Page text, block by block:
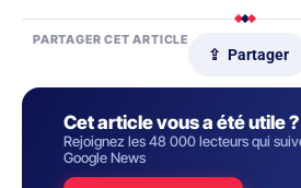
PARTAGER CET ARTICLE
⇪ Partager
Cet article vous a été utile ?
Rejoignez les 48 000 lecteurs qui
Google News